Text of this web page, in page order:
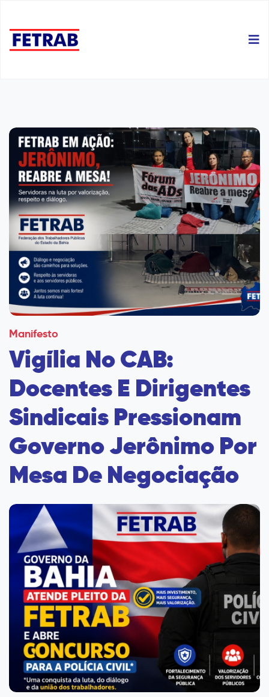
Manifesto
Vigília No CAB:
Docentes E Dirigentes
Sindicais Pressionam
Governo Jerônimo Por
Mesa De Negociação